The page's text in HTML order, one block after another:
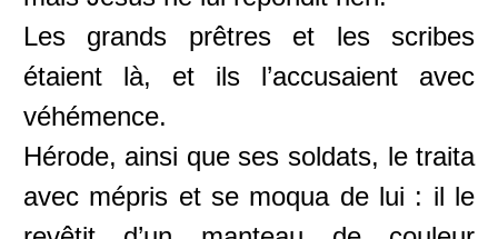
Les grands prêtres et les scribes
étaient là, et ils l’accusaient avec
véhémence.
Hérode, ainsi que ses soldats, le traita
avec mépris et se moqua de lui : il le